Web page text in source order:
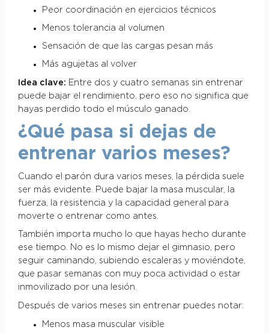
Peor coordinación en ejercicios técnicos
Menos tolerancia al volumen
Sensación de que las cargas pesan más
Más agujetas al volver
Idea clave: Entre dos y cuatro semanas sin entrenar
puede bajar el rendimiento, pero eso no significa que
hayas perdido todo el músculo ganado.
¿Qué pasa si dejas de
entrenar varios meses?
Cuando el parón dura varios meses, la pérdida suele
ser más evidente. Puede bajar la masa muscular, la
fuerza, la resistencia y la capacidad general para
moverte o entrenar como antes.
También importa mucho lo que hayas hecho durante
ese tiempo. No es lo mismo dejar el gimnasio, pero
seguir caminando, subiendo escaleras y moviéndote,
que pasar semanas con muy poca actividad o estar
inmovilizado por una lesión.
Después de varios meses sin entrenar puedes notar:
Menos masa muscular visible